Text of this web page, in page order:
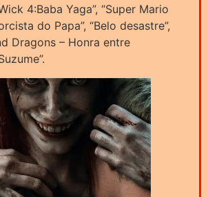
4:Baba Yaga”, “Super Mario
do Papa”, “Belo desastre”,
Dragons – Honra entre